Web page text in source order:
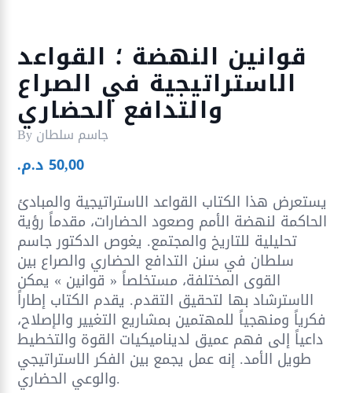
قوانين النهضة ؛ القواعد
الاستراتيجية في الصراع
والتدافع الحضاري
Byجاسم سلطان
50,00 د.م.
يستعرض هذا الكتاب القواعد الاستراتيجية والمبادئ
الحاكمة لنهضة الأمم وصعود الحضارات، مقدماً رؤية
تحليلية للتاريخ والمجتمع. يغوص الدكتور جاسم
سلطان في سنن التدافع الحضاري والصراع بين
القوى المختلفة، مستخلصاً « قوانين » يمكن
الاسترشاد بها لتحقيق التقدم. يقدم الكتاب إطاراً
فكرياً ومنهجياً للمهتمين بمشاريع التغيير والإصلاح،
داعياً إلى فهم عميق لديناميكيات القوة والتخطيط
طويل الأمد. إنه عمل يجمع بين الفكر الاستراتيجي
والوعي الحضاري.